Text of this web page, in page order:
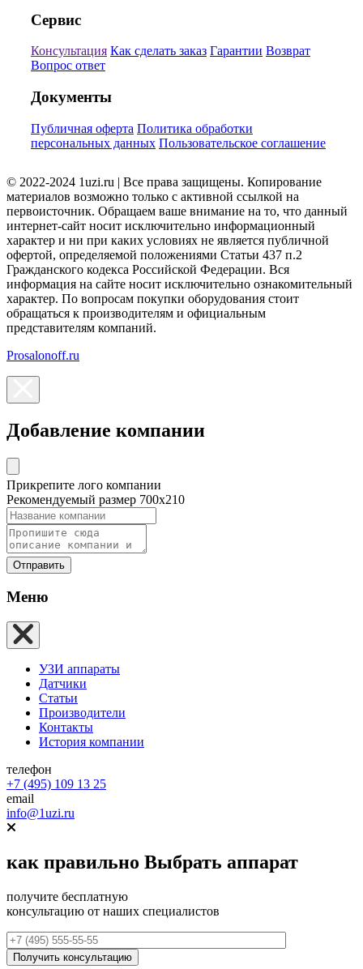
Сервис
Консультация Как сделать заказ Гарантии Возврат
Вопрос ответ
Документы
Публичная оферта Политика обработки
персональных данных Пользовательское соглашение
© 2022-2024 1uzi.ru | Все права защищены. Копирование
материалов возможно только с активной ссылкой на
первоисточник. Обращаем ваше внимание на то, что данный
интернет-сайт носит исключительно информационный
характер и ни при каких условиях не является публичной
офертой, определяемой положениями Статьи 437 п.2
Гражданского кодекса Российской Федерации. Вся
информация на сайте носит исключительно ознакомительный
характер. По вопросам покупки оборудования стоит
обращаться к производителям и официальным
представителям компаний.
Prosalonoff.ru
Добавление компании
Прикрепите лого компании
Рекомендуемый размер 700х210
Отправить
Меню
УЗИ аппараты
Датчики
Статьи
Производители
Контакты
История компании
телефон
+7 (495) 109 13 25
email
info@1uzi.ru
как правильно Выбрать аппарат
получите бесплатную
консультацию от наших специалистов